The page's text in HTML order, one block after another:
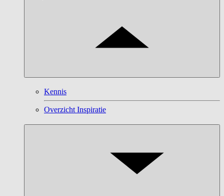
Kennis
Overzicht Inspiratie